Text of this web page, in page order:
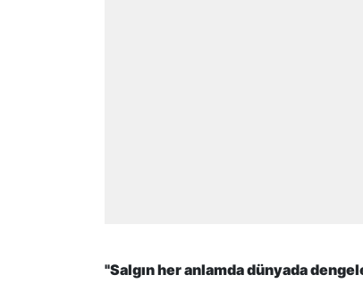
"Salgın her anlamda dünyada